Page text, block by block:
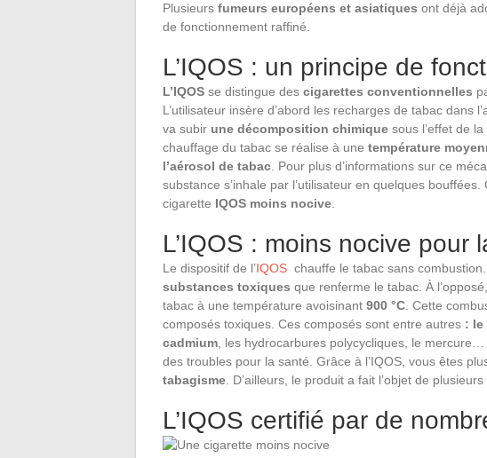
Plusieurs fumeurs européens et asiatiques ont déjà
de fonctionnement raffiné.
L’IQOS : un principe de
L’IQOS se distingue des cigarettes conventionnelles
L’utilisateur insère d’abord les recharges de tabac dans
va subir une décomposition chimique sous l’effet de
chauffage du tabac se réalise à une température
l’aérosol de tabac . Pour plus d’informations sur ce
substance s’inhale par l’utilisateur en quelques
cigarette IQOS moins nocive
L’IQOS : moins nocive pour
Le dispositif de l’IQOS chauffe le tabac sans
substances toxiques que renferme le tabac. À
tabac à une température avoisinant 900 °C . Cette
composés toxiques. Ces composés sont entre autres : le
cadmium , les hydrocarbures polycycliques, le
des troubles pour la santé. Grâce à l’IQOS, vous êtes
tabagisme . D’ailleurs, le produit a fait l’objet de plusieurs
L’IQOS certifié par de